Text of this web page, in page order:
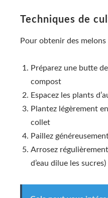
Techniques de
Pour obtenir des melons
Préparez une butte
compost
Espacez les plants
Plantez légèrement
collet
Paillez
Arrosez régulièrement
d’eau dilue les sucres)